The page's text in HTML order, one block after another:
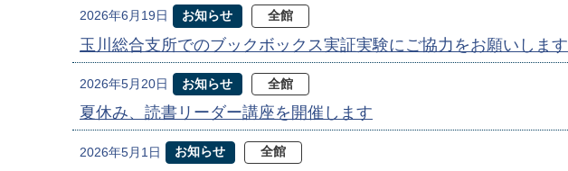
2026年6月19日 お知らせ 全館
玉川総合支所でのブックボックス実証実験にご協力をお願いします
2026年5月20日 お知らせ 全館
夏休み、読書リーダー講座を開催します
2026年5月1日 お知らせ 全館